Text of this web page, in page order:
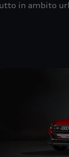
in ambito